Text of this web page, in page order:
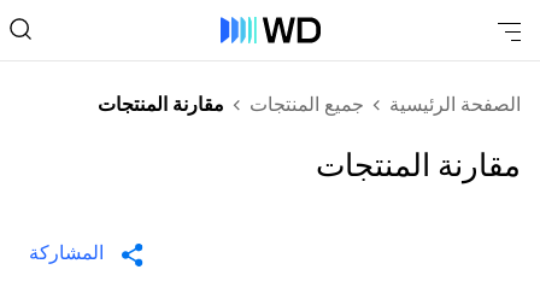
الصفحة الرئيسية جميع المنتجات مقارنة المنتجات
مقارنة المنتجات
المشاركة